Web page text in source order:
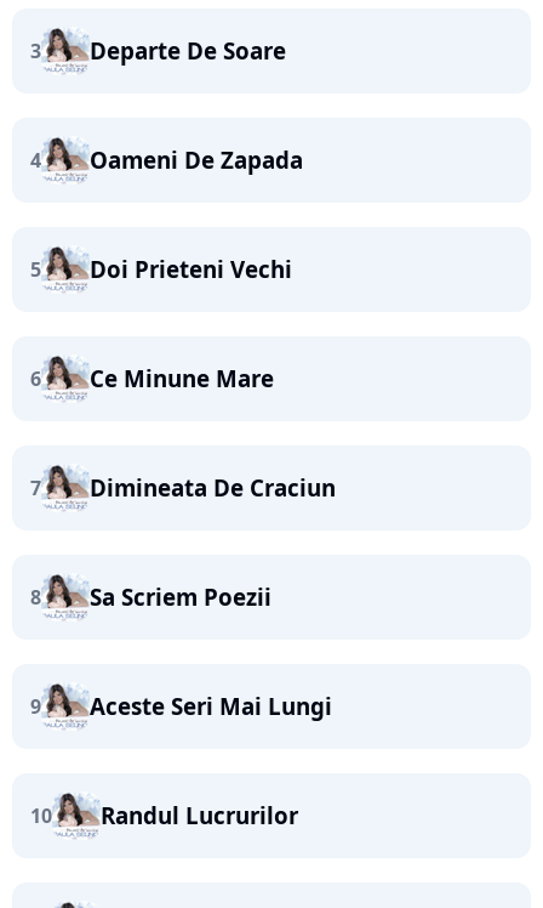
3 Departe De Soare
4 Oameni De Zapada
5 Doi Prieteni Vechi
6 Ce Minune Mare
7 Dimineata De Craciun
8 Sa Scriem Poezii
9 Aceste Seri Mai Lungi
10 Randul Lucrurilor